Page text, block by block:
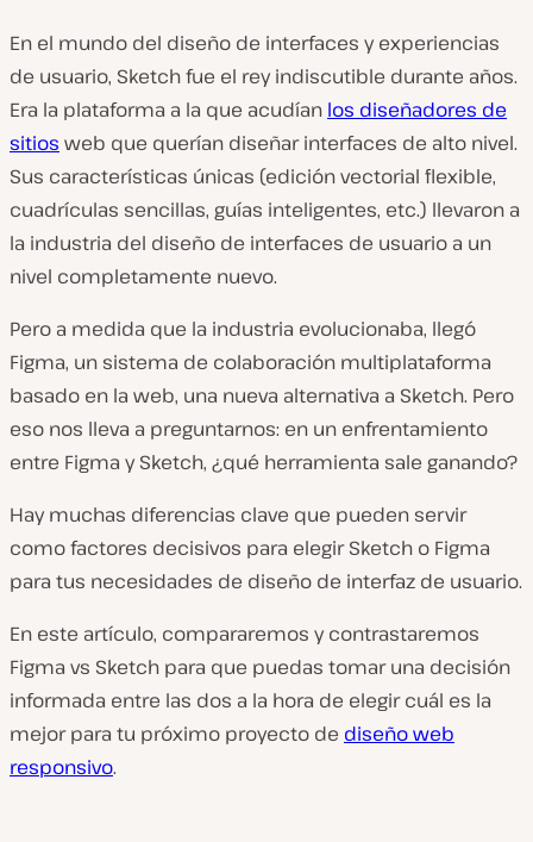
En el mundo del diseño de interfaces y experiencias
de usuario, Sketch fue el rey indiscutible durante años.
Era la plataforma a la que acudían los diseñadores de
sitios web que querían diseñar interfaces de alto nivel.
Sus características únicas (edición vectorial flexible,
cuadrículas sencillas, guías inteligentes, etc.) llevaron a
la industria del diseño de interfaces de usuario a un
nivel completamente nuevo.
Pero a medida que la industria evolucionaba, llegó
Figma, un sistema de colaboración multiplataforma
basado en la web, una nueva alternativa a Sketch. Pero
eso nos lleva a preguntarnos: en un enfrentamiento
entre Figma y Sketch, ¿qué herramienta sale ganando?
Hay muchas diferencias clave que pueden servir
como factores decisivos para elegir Sketch o Figma
para tus necesidades de diseño de interfaz de usuario.
En este artículo, compararemos y contrastaremos
Figma vs Sketch para que puedas tomar una decisión
informada entre las dos a la hora de elegir cuál es la
mejor para tu próximo proyecto de diseño web
responsivo.